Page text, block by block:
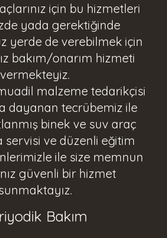
için bu hizmetleri
yada gerektiğinde
yerde de verebilmek için
bakım/onarım hizmeti
vermekteyiz.
malzeme tedarikçisi
dayanan tecrübemiz ile
binek ve suv araç
servisi ve düzenli eğitim
ile size memnun
güvenli bir hizmet
Bakım